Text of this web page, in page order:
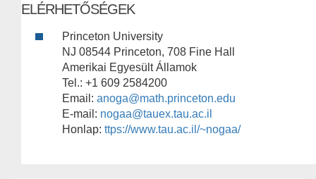
ELÉRHETŐSÉGEK
Princeton University
NJ 08544 Princeton, 708 Fine Hall
Amerikai Egyesült Államok
Tel.: +1 609 2584200
Email: anoga@math.princeton.edu
E-mail: nogaa@tauex.tau.ac.il
Honlap: ttps://www.tau.ac.il/~nogaa/